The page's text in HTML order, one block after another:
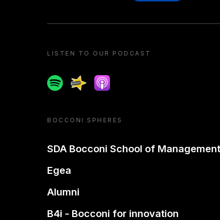
LISTEN TO OUR PODCAST
SpotifySpreakerApple podcast
BOCCONI SPHERES
SDA Bocconi School of Management
Egea
Alumni
B4i - Bocconi for innovation